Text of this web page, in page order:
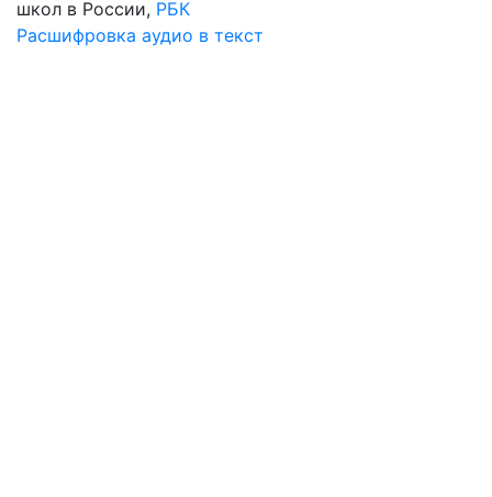
школ в России, РБК
Расшифровка аудио в текст